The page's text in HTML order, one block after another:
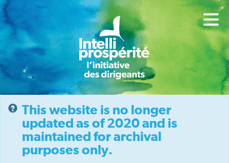
This website is no longer
updated as of 2020 and is
maintained for archival
purposes only.